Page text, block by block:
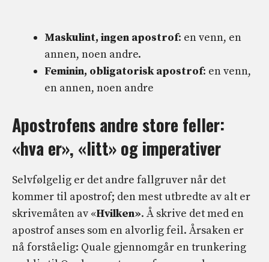
Maskulint, ingen apostrof: en venn, en
annen, noen andre.
Feminin, obligatorisk apostrof: en venn,
en annen, noen andre
Apostrofens andre store feller:
«hva er», «litt» og imperativer
Selvfølgelig er det andre fallgruver når det
kommer til apostrof; den mest utbredte av alt er
skrivemåten av «Hvilken». Å skrive det med en
apostrof anses som en alvorlig feil. Årsaken er
nå forståelig: Quale gjennomgår en trunkering